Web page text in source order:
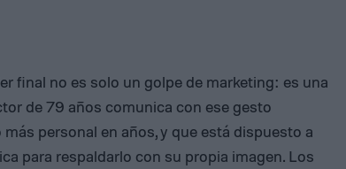
final no es solo un golpe de marketing: es una
de 79 años comunica con ese gesto
personal en años, y que está dispuesto a
para respaldarlo con su propia imagen. Los